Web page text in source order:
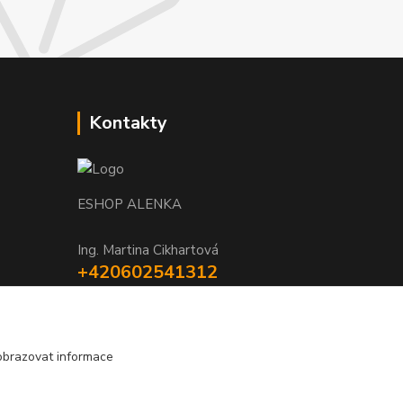
Kontakty
ESHOP ALENKA
Ing. Martina Cikhartová
+420602541312
informace